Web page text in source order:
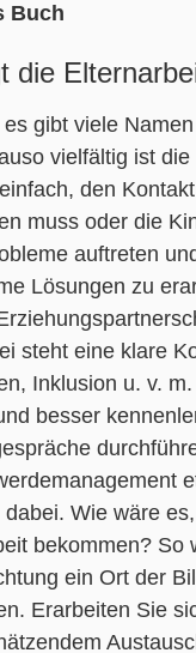
Buch
die
gibt viele
vielfältig ist
den
muss oder die
auftreten
Lösungen zu
steht eine klare
Inklusion u. v.
besser
Wie wäre
bekommen? So
ein Ort der
Erarbeiten Sie